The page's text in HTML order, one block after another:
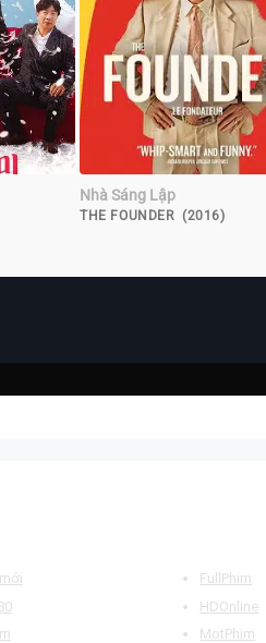
Nhà Sáng Lập
THE FOUNDER (2016)